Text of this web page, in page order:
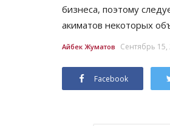
бизнеса, поэтому
акиматов некоторых
Айбек Жуматов Сентябрь 15,
Facebook